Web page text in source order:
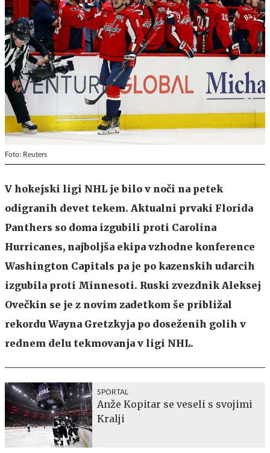
Foto: Reuters
V hokejski ligi NHL je bilo v noči na petek
odigranih devet tekem. Aktualni prvaki Florida
Panthers so doma izgubili proti Carolina
Hurricanes, najboljša ekipa vzhodne konference
Washington Capitals pa je po kazenskih udarcih
izgubila proti Minnesoti. Ruski zvezdnik Aleksej
Ovečkin se je z novim zadetkom še približal
rekordu Wayna Gretzkyja po doseženih golih v
rednem delu tekmovanja v ligi NHL.
SPORTAL
Anže Kopitar se veseli s svojimi
Kralji